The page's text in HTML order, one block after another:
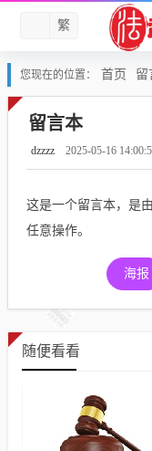
繁
您现在的位置： 首页 留
留言本
dzzzz 2025-05-16
这是一个留言本，是
任意操作。
海报
随便看看